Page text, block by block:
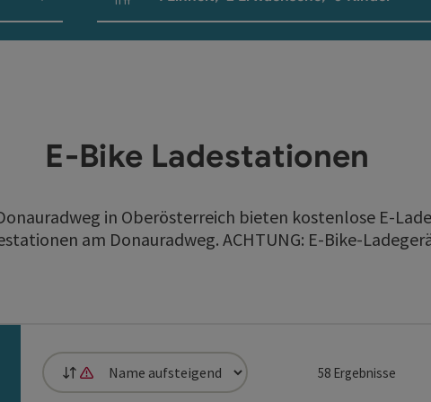
Einheitenanzahl und Personenfelder
E-Bike Ladestationen
in Oberösterreich bieten kostenlose E-
am Donauradweg. ACHTUNG: E-Bike-
die Liste stehen Filter zur Verfügung mit denen die
Sortierung
Die Sortierung nach Entfernung ist nicht möglich, da
58Ergebnisse